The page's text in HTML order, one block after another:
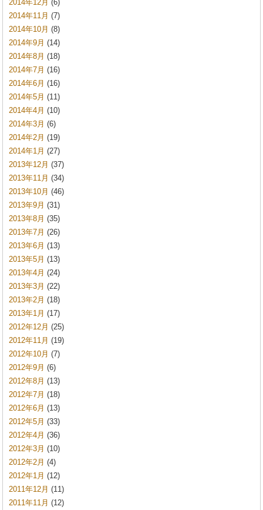
2014年12月 (6)
2014年11月 (7)
2014年10月 (8)
2014年9月 (14)
2014年8月 (18)
2014年7月 (16)
2014年6月 (16)
2014年5月 (11)
2014年4月 (10)
2014年3月 (6)
2014年2月 (19)
2014年1月 (27)
2013年12月 (37)
2013年11月 (34)
2013年10月 (46)
2013年9月 (31)
2013年8月 (35)
2013年7月 (26)
2013年6月 (13)
2013年5月 (13)
2013年4月 (24)
2013年3月 (22)
2013年2月 (18)
2013年1月 (17)
2012年12月 (25)
2012年11月 (19)
2012年10月 (7)
2012年9月 (6)
2012年8月 (13)
2012年7月 (18)
2012年6月 (13)
2012年5月 (33)
2012年4月 (36)
2012年3月 (10)
2012年2月 (4)
2012年1月 (12)
2011年12月 (11)
2011年11月 (12)